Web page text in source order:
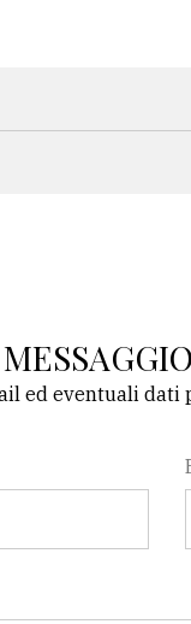
ed eventuali dati